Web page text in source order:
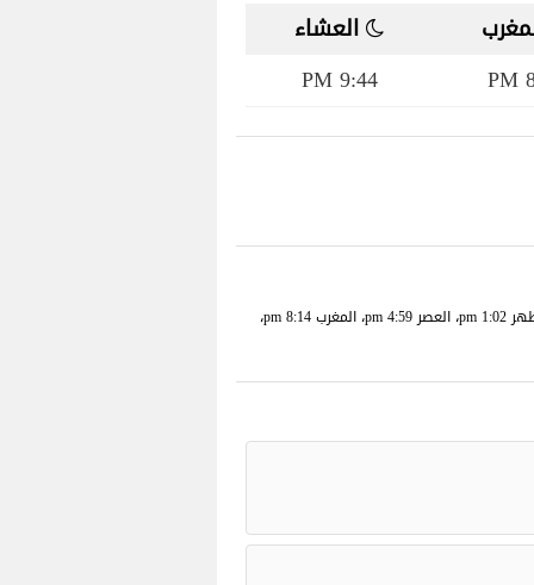
العشاء
9:44 PM
مواقيت الصلاة والأذان في Cazin، البوسنة والهرسك ليوم 08/08/2026 (السبت 24 صفر 1448 هجرية ): الفجر 3:45 am، الشروق 5:50 am، الظهر 1:02 pm، العصر 4:59 pm، المغرب 8:14 pm،